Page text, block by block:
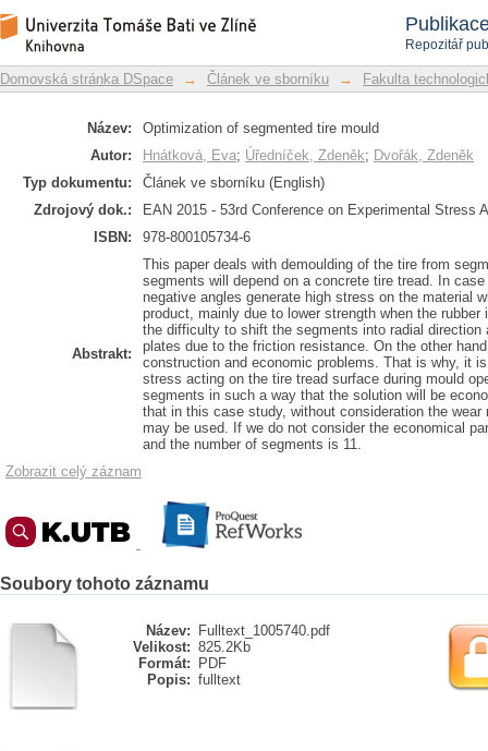
Repozitář
Optimization of segmented tire mould
Repozitář DSpace/Manakin
Domovská stránka DSpace → Článek ve sborníku → Fakulta
Název:
Optimization of segmented tire mould
Autor:
Hnátková, Eva; Úředníček, Zdeněk; Dvořák, Zdeněk
Typ dokumentu:
Článek ve sborníku (English)
Zdrojový dok.:
EAN 2015 - 53rd Conference on Experimental Stress
ISBN:
978-800105734-6
Abstrakt:
This paper deals with demoulding of the tire from
segments will depend on a concrete tire tread. In
negative angles generate high stress on the material
product, mainly due to lower strength when the
the difficulty to shift the segments into radial direction
plates due to the friction resistance. On the other
construction and economic problems. That is why, it
stress acting on the tire tread surface during mould
segments in such a way that the solution will be
that in this case study, without consideration the
may be used. If we do not consider the economical
and the number of segments is 11.
Zobrazit celý záznam
Soubory tohoto záznamu
Název:
Fulltext_1005740.pdf
Velikost: 825.2Kb
Formát:
PDF
Popis: fulltext